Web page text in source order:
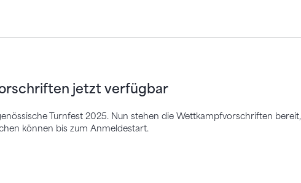
jetzt verfügbar
Turnfest 2025. Nun stehen die Wettkampfvorschriften bereit,
können bis zum Anmeldestart.